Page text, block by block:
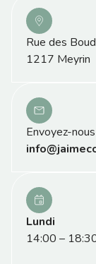
Rue des
1217 Meyrin
Envoyez-
Lundi
14:00 –